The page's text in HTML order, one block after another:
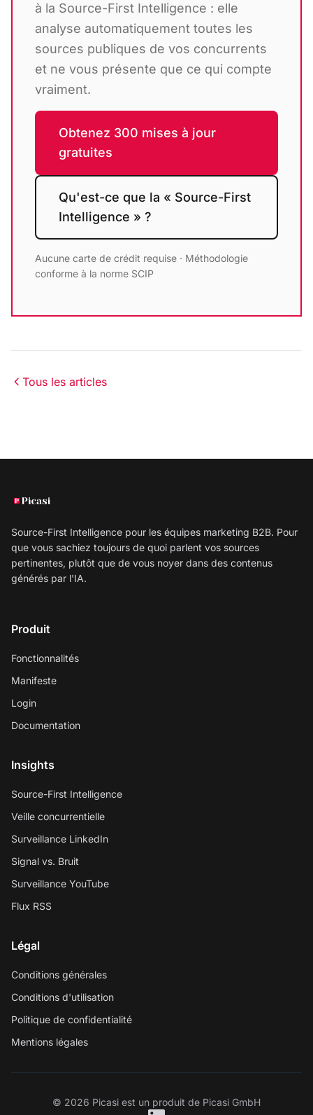
à la Source-First Intelligence : elle
analyse automatiquement toutes les
sources publiques de vos concurrents
et ne vous présente que ce qui compte
vraiment.
Obtenez 300 mises à jour
gratuites
Qu'est-ce que la « Source-First
Intelligence » ?
Aucune carte de crédit requise · Méthodologie
conforme à la norme SCIP
Tous les articles
Source-First Intelligence pour les équipes marketing B2B. Pour
que vous sachiez toujours de quoi parlent vos sources
pertinentes, plutôt que de vous noyer dans des contenus
générés par l'IA.
Produit
Fonctionnalités
Manifeste
Login
Documentation
Insights
Source-First Intelligence
Veille concurrentielle
Surveillance LinkedIn
Signal vs. Bruit
Surveillance YouTube
Flux RSS
Légal
Conditions générales
Conditions d'utilisation
Politique de confidentialité
Mentions légales
© 2026 Picasi est un produit de Picasi GmbH